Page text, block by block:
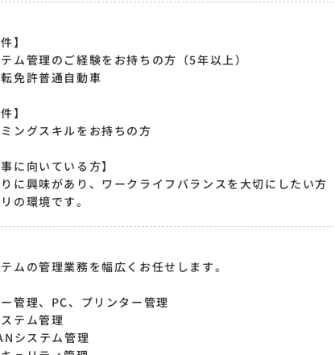
エージェント
め、 応募に際
の面談が必要
】
ム管理のご経験をお持ちの方（5年以上）
免許普通自動車
】
ングスキルをお持ちの方
事に向いている方】
に興味があり、ワークライフバランスを大切にしたい方
の環境です。
ムの管理業務を幅広くお任せします。
ー管理、PC、プリンター管理
テム管理
システム管理